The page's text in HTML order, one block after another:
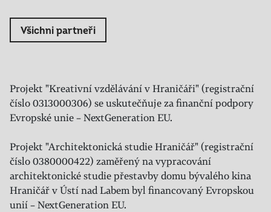
Všichni partneři
Projekt "Kreativní vzdělávání v Hraničáři" (registrační
číslo 0313000306) se uskutečňuje za finanční podpory
Evropské unie – NextGeneration EU.
Projekt "Architektonická studie Hraničář" (registrační
číslo 0380000422) zaměřený na vypracování
architektonické studie přestavby domu bývalého kina
Hraničář v Ústí nad Labem byl financovaný Evropskou
unií – NextGeneration EU.